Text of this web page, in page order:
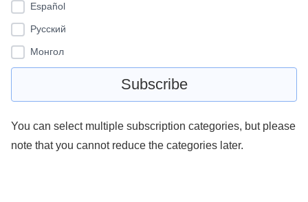
Español
Pусский
Монгол
You can select multiple subscription categories, but please
note that you cannot reduce the categories later.